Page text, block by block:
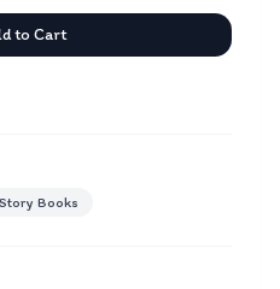
to Cart
Story Books